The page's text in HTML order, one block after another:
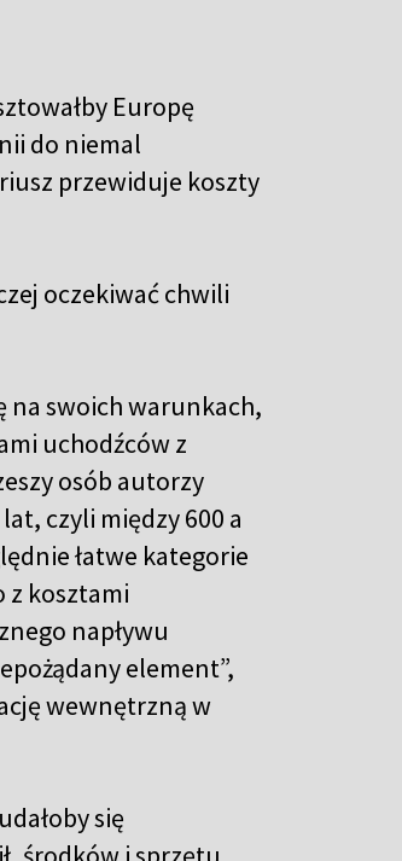
Europę
do niemal
przewiduje koszty
oczekiwać chwili
swoich warunkach,
uchodźców z
osób autorzy
czyli między 600 a
łatwe kategorie
z kosztami
napływu
element”,
wewnętrzną w
się